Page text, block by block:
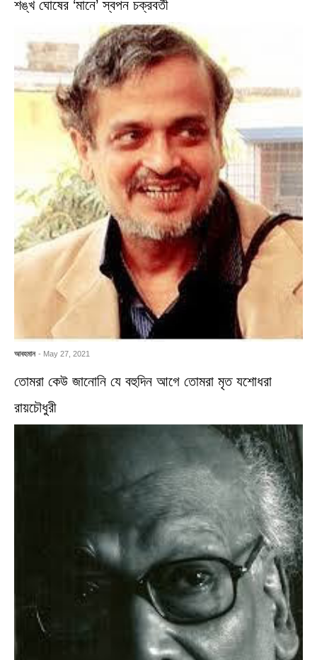
শঙ্খ ঘোষের ‘মানে’ স্বপন চক্রবর্তী
আবহমান - May 27, 2021
তোমরা কেউ জানোনি যে বহুদিন আগে তোমরা মৃত যশোধরা
রায়চৌধুরী